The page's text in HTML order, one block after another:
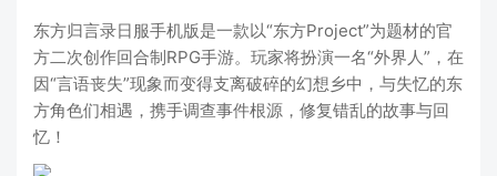
东方归言录日服手机版是一款以“东方Project”为题材的官
方二次创作回合制RPG手游。玩家将扮演一名“外界人”，在
因“言语丧失”现象而变得支离破碎的幻想乡中，与失忆的东
方角色们相遇，携手调查事件根源，修复错乱的故事与回
忆！